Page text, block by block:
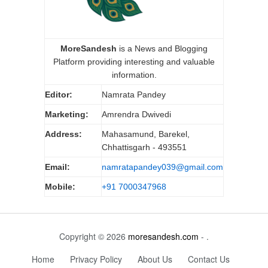
MoreSandesh is a News and Blogging
Platform providing interesting and valuable
information.
Editor: Namrata Pandey
Marketing: Amrendra Dwivedi
Address:
Mahasamund, Barekel,
Chhattisgarh - 493551
Email: namratapandey039@gmail.com
Mobile: +91 7000347968
Copyright © 2026 moresandesh.com - .
Home
Privacy Policy About Us
Contact Us